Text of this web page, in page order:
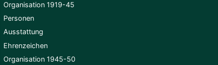
Organisation 1919-45
Personen
Ausstattung
Ehrenzeichen
Organisation 1945-50